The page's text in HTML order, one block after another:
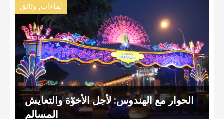
لقاءات, وثائق
الحوار مع الهندوس: لأجل الأخوّة والتعايش
المسالم